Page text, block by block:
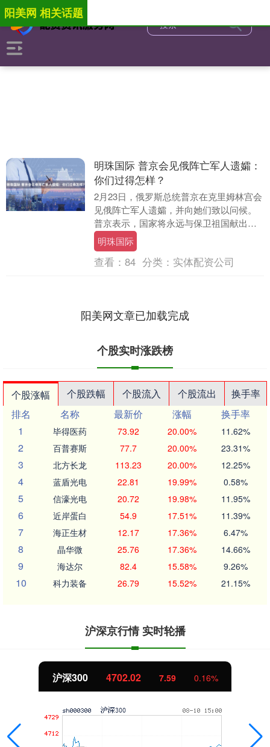
阳美网 相关话题
明珠国际 普京会见俄阵亡军人遗孀：
你们过得怎样？
2月23日，俄罗斯总统普京在克里姆林宫会
见俄阵亡军人遗孀，并向她们致以问候。
普京表示，国家将永远与保卫祖国献出生
命的军人遗孀同在。 当日是俄乌冲突爆发
四周年前夜....
明珠国际
查看： 84 分类： 实体配资公司
阳美网文章已加载完成
个股实时涨跌榜
个股涨幅 个股跌幅 个股流入 个股流出
换手率
排名
名称 最新价 涨幅
换手率
1
毕得医药 73.92 20.00% 11.62%
2 百普赛斯 77.7 20.00% 23.31%
3 北方长龙 113.23 20.00% 12.25%
4 蓝盾光电 22.81 19.99% 0.58%
5 信濠光电 20.72 19.98% 11.95%
6 近岸蛋白 54.9 17.51% 11.39%
7 海正生材 12.17 17.36% 6.47%
8 晶华微 25.76 17.36% 14.66%
9 海达尔 82.4 15.58% 9.26%
10 科力装备 26.79 15.52% 21.15%
沪深京行情 实时轮播
0.16% 北证50 1122.88